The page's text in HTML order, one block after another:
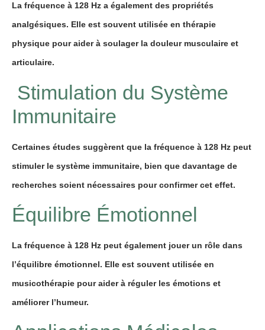
La fréquence à 128 Hz a également des propriétés
analgésiques. Elle est souvent utilisée en thérapie
physique pour aider à soulager la douleur musculaire et
articulaire.
Stimulation du Système
Immunitaire
Certaines études suggèrent que la fréquence à 128 Hz peut
stimuler le système immunitaire, bien que davantage de
recherches soient nécessaires pour confirmer cet effet.
Équilibre Émotionnel
La fréquence à 128 Hz peut également jouer un rôle dans
l’équilibre émotionnel. Elle est souvent utilisée en
musicothérapie pour aider à réguler les émotions et
améliorer l’humeur.